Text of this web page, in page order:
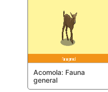
Acomola: Fauna
general